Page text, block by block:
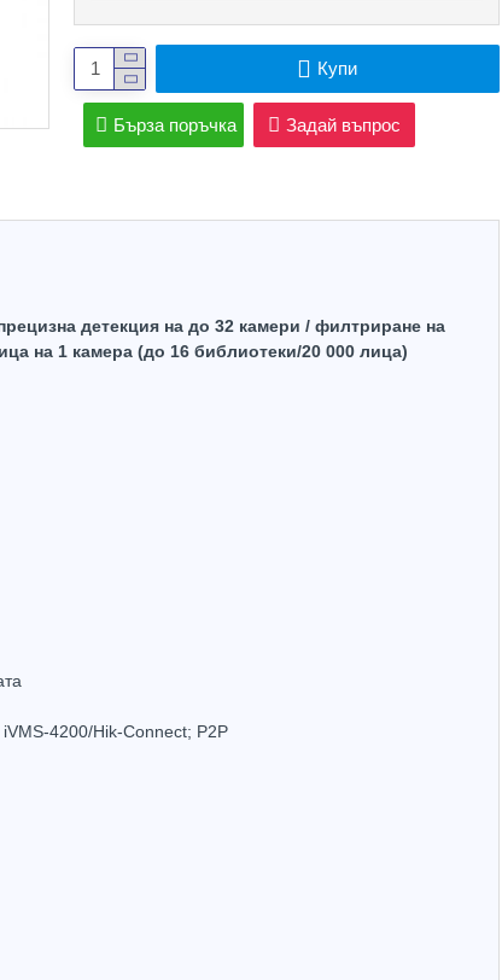
Top Brand
Купи
Купи
Бърза поръчка Задай въпрос
детекция на до 32 камери / филтриране на
на 1 камера (до 16 библиотеки/20 000 лица)
4200/Hik-Connect; P2P